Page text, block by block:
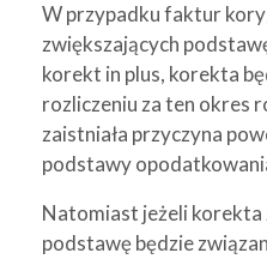
W przypadku faktur
zwiększających
korekt in plus, korekta
rozliczeniu za ten okres
zaistniała przyczyna
podstawy
Natomiast jeżeli korekta
podstawę będzie